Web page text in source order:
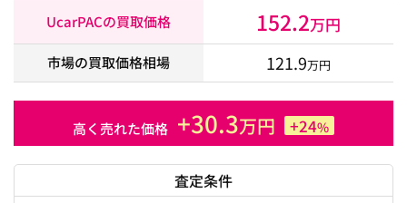
UcarPACの買取価格 152.2万円
市場の買取価格相場 121.9万円
高く売れた価格 +30.3万円 +24%
査定条件